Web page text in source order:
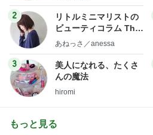
2
リトルミニマリストの
ビューティコラム The
little minimalist's bea
あねっさ／anessa
3
美人になれる、たくさ
んの魔法
hiromi
もっと見る